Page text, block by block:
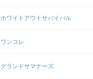
ホワイトアウトサバイバル
ワンコレ
グランドサマナーズ